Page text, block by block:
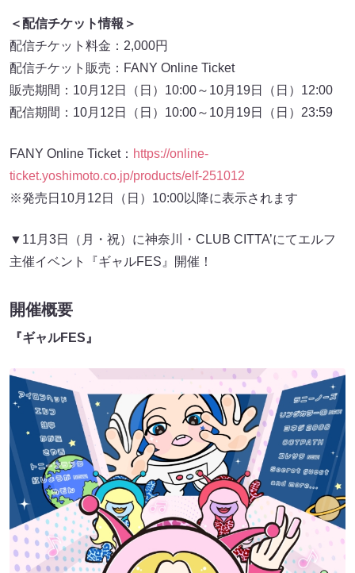
＜配信チケット情報＞
配信チケット料金：2,000円
配信チケット販売：FANY Online Ticket
販売期間：10月12日（日）10:00～10月19日（日）12:00
配信期間：10月12日（日）10:00～10月19日（日）23:59
FANY Online Ticket： https://online-
ticket.yoshimoto.co.jp/products/elf-251012
※発売日10月12日（日）10:00以降に表示されます
▼11月3日（月・祝）に神奈川・CLUB CITTA’にてエルフ
主催イベント『ギャルFES』開催！
開催概要
『ギャルFES』